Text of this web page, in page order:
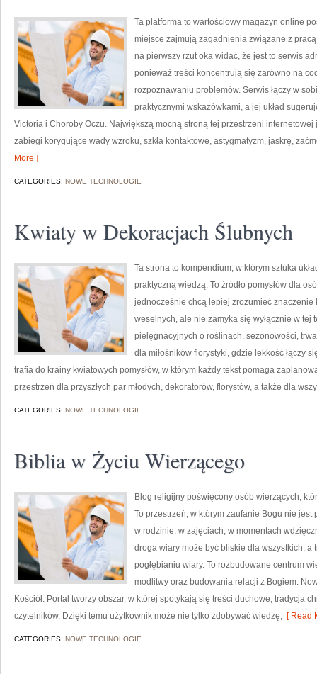
Ta platforma to wartościowy magazyn online
miejsce zajmują zagadnienia związane z
na pierwszy rzut oka widać, że jest to serwis
ponieważ treści koncentrują się zarówno na
rozpoznawaniu problemów. Serwis łączy w
praktycznymi wskazówkami, a jej układ
Victoria i Choroby Oczu. Największą mocną stroną tej przestrzeni
zabiegi korygujące wady wzroku, szkła kontaktowe, astygmatyzm, jaskrę,
More ]
CATEGORIES: NOWE TECHNOLOGIE
Kwiaty w Dekoracjach Ślubnych
Ta strona to kompendium, w którym sztuka
praktyczną wiedzą. To źródło pomysłów dla
jednocześnie chcą lepiej zrozumieć znaczenie
weselnych, ale nie zamyka się wyłącznie w
pielęgnacyjnych o roślinach, sezonowości,
dla miłośników florystyki, gdzie lekkość łączy
trafia do krainy kwiatowych pomysłów, w którym każdy tekst pomaga
przestrzeń dla przyszłych par młodych, dekoratorów, florystów, a także dla
CATEGORIES: NOWE TECHNOLOGIE
Biblia w Życiu Wierzącego
Blog religijny poświęcony osób wierzących,
To przestrzeń, w którym zaufanie Bogu nie
w rodzinie, w zajęciach, w momentach
droga wiary może być bliskie dla wszystkich,
pogłębianiu wiary. To rozbudowane centrum
modlitwy oraz budowania relacji z Bogiem.
Kościół. Portal tworzy obszar, w której spotykają się treści duchowe, tradycja
czytelników. Dzięki temu użytkownik może nie tylko zdobywać wiedzę, [ Read
CATEGORIES: NOWE TECHNOLOGIE